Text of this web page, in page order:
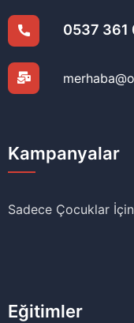
0537 361
Kampanyalar
Sadece Çocuklar
Eğitimler